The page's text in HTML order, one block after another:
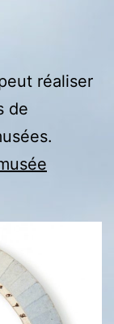
réaliser
de